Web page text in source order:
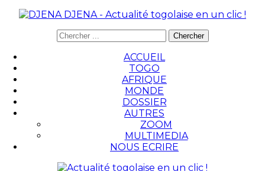
DJENA - Actualité togolaise en un clic !
ACCUEIL
TOGO
AFRIQUE
MONDE
DOSSIER
AUTRES
ZOOM
MULTIMEDIA
NOUS ECRIRE